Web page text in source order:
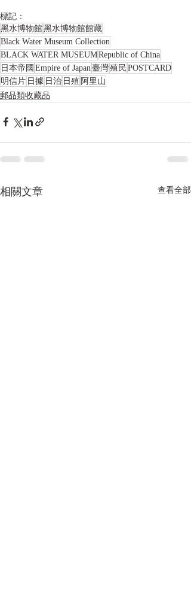
標記：
黑水博物館黑水博物館館藏
Black Water Museum Collection
BLACK WATER MUSEUMRepublic of China
日本帝國 Empire of Japan 臺灣殖民 POSTCARD
明信片 日據 日治 日殖 阿里山
郵品類收藏品
相關文章 查看全部